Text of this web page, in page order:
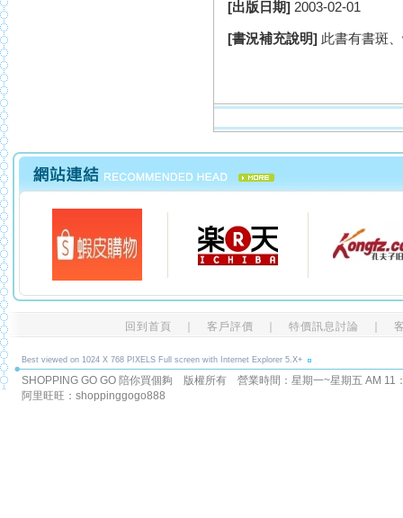
[出版日期] 2003-02-01
[書況補充說明] 此書有書斑
回到首頁 客戶評價 特價訊息討論
Best viewed on 1024 X 768 PIXELS Full screen with Internet Explorer 5.X+
SHOPPING GO GO 陪你買個夠 版權所有 營業時間：星期一~星期五 AM
阿里旺旺：shoppinggogo888